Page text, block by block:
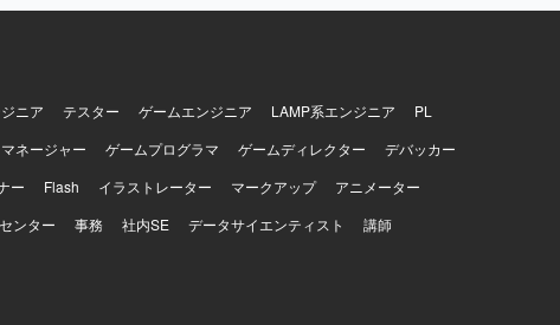
AI関連のAPIや
ニア テスター ゲームエンジニア LAMP系エンジニア
PL
ネージャー ゲームプログラマ ゲームディレクター
デバッカー
ー Flash イラストレーター マークアップ
アニメーター
ンター 事務 社内SE データサイエンティスト 講師